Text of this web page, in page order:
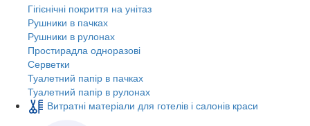
Гігієнічні покриття на унітаз
Рушники в пачках
Рушники в рулонах
Простирадла одноразові
Серветки
Туалетний папір в пачках
Туалетний папір в рулонах
Витратні матеріали для готелів і салонів краси